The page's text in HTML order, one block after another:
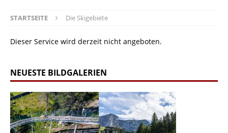
STARTSEITE Die Skigebiete
Dieser Service wird derzeit nicht angeboten.
NEUESTE BILDGALERIEN